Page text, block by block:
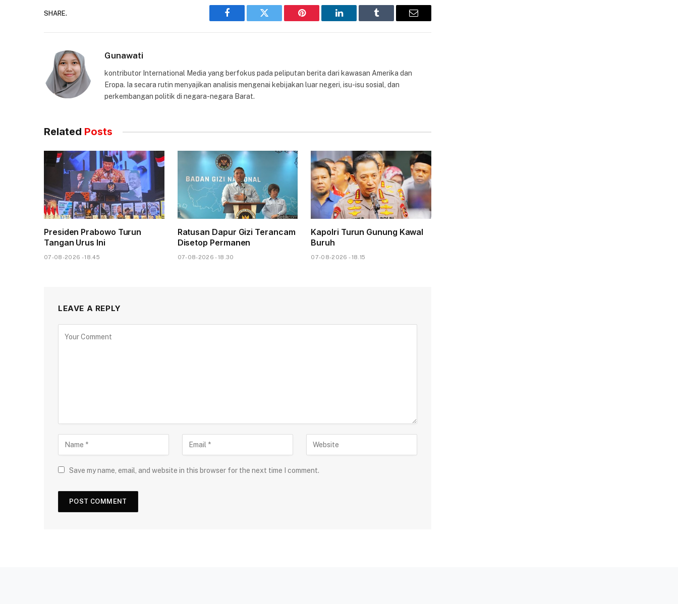
SHARE.
Facebook Twitter Pinterest LinkedIn Tumblr Email
Gunawati
kontributor International Media yang berfokus pada peliputan berita dari kawasan Amerika dan
Eropa. Ia secara rutin menyajikan analisis mengenai kebijakan luar negeri, isu-isu sosial, dan
perkembangan politik di negara-negara Barat.
Related Posts
Presiden Prabowo Turun
Tangan Urus Ini
07-08-2026 - 18.45
Ratusan Dapur Gizi Terancam
Disetop Permanen
07-08-2026 - 18.30
Kapolri Turun Gunung Kawal
Buruh
07-08-2026 - 18.15
LEAVE A REPLY
Save my name, email, and website in this browser for the next time I comment.